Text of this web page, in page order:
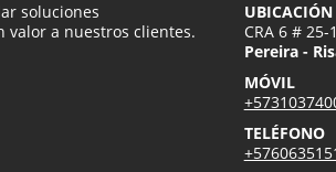
soluciones
a nuestros clientes.
UBICACIÓN
CRA 6 # 25-
Pereira -
MÓVIL
TELÉFONO